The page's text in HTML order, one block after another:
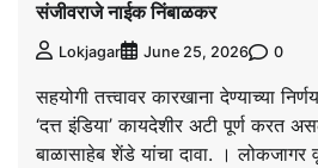
संजीवराजे नाईक निंबाळकर
Lokjagar June 25, 2026 0
सहयोगी तत्त्वावर कारखाना देण्याच्या
‘दत्त इंडिया’ कायदेशीर अटी पूर्ण करत
बाळासाहेब शेंडे यांचा दावा. ।